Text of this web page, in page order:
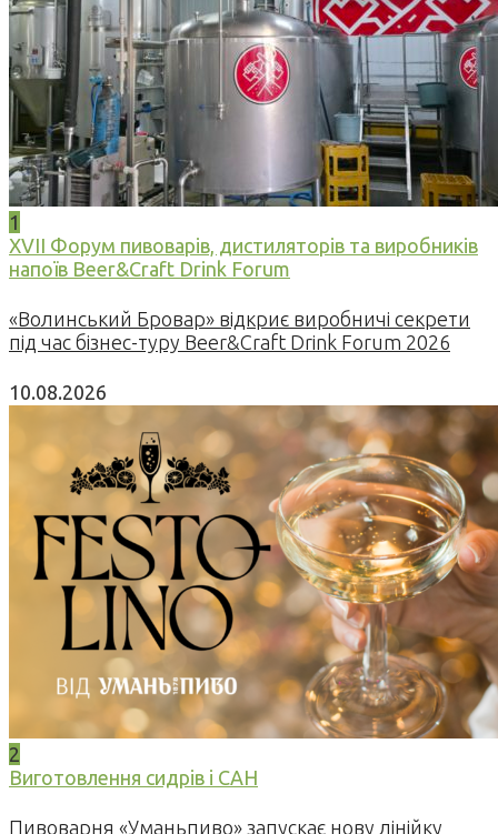
1
XVII Форум пивоварів, дистиляторів та виробників
напоїв Beer&Craft Drink Forum
«Волинський Бровар» відкриє виробничі секрети
під час бізнес-туру Beer&Craft Drink Forum 2026
10.08.2026
2
Виготовлення сидрів і САН
Пивоварня «Уманьпиво» запускає нову лінійку